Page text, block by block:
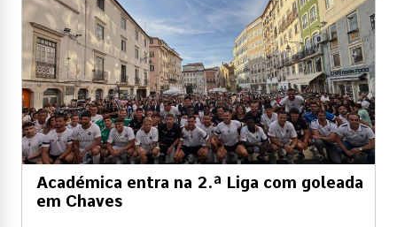
Académica entra na 2.ª Liga com goleada
em Chaves